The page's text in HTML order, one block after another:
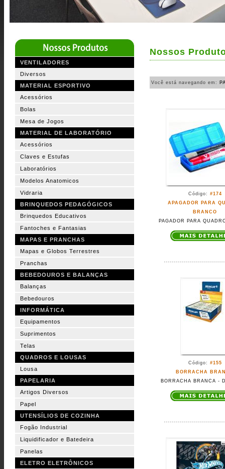
VENTILADORES
Diversos
MATERIAL ESPORTIVO
Acessórios
Bolas
Mesa de Jogos
MATERIAL DE LABORATÓRIO
Acessórios
Claves e Estufas
Laboratórios
Modelos Anatomicos
Vidraria
BRINQUEDOS PEDAGÓGICOS
Brinquedos Educativos
Fantoches e Fantasias
MAPAS E PRANCHAS
Mapas e Globos Terrestres
Pranchas
BEBEDOUROS E BALANÇAS
Balanças
Bebedouros
INFORMÁTICA
Equipamentos
Suprimentos
Telas
QUADROS E LOUSAS
Lousa
PAPELARIA
Artigos Diversos
Papel
UTENSÍLIOS DE COZINHA
Fogão Industrial
Liquidificador e Batedeira
Panelas
ELETRO ELETRÔNICOS
Nossos
Você está navegando em:
Código: #174
APAGADOR PARA
BRANCO
PAGADOR PARA
Código: #155
BORRACHA
BORRACHA BRANCA -